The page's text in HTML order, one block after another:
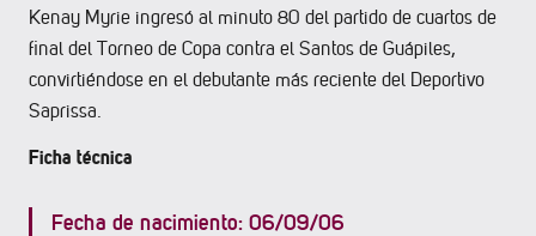
Kenay Myrie ingresó al minuto 80 del partido de cuartos de
final del Torneo de Copa contra el Santos de Guápiles,
convirtiéndose en el debutante más reciente del Deportivo
Saprissa.
Ficha técnica
Fecha de nacimiento: 06/09/06